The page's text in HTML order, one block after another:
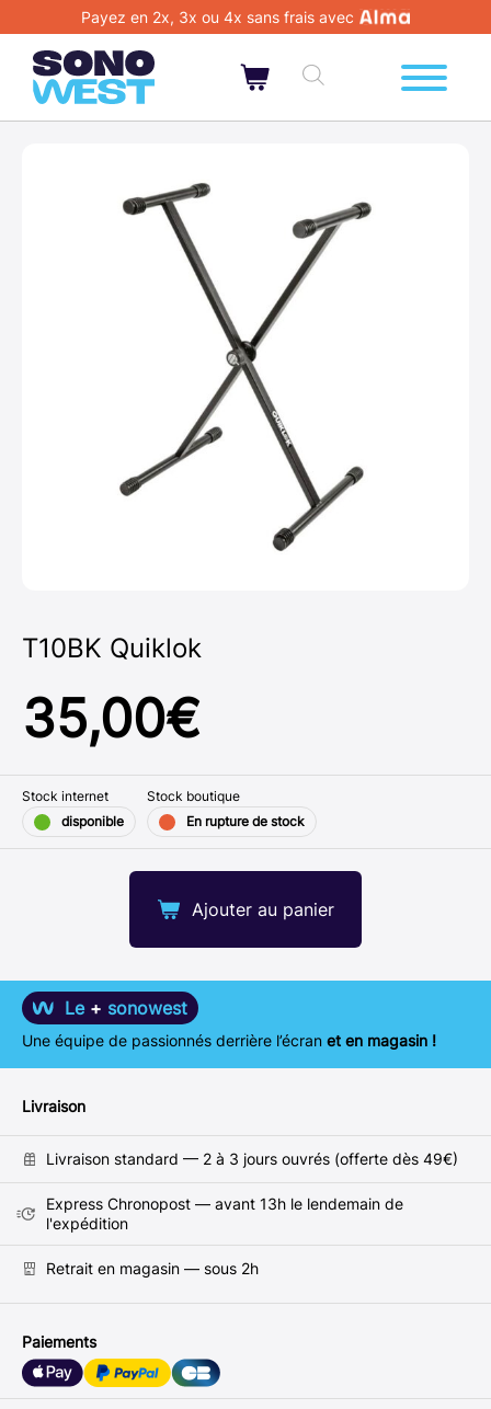
Payez en 2x, 3x ou 4x sans frais avec
T10BK Quiklok
35,00€
Ajouter au panier
Stock internet
disponible
Stock boutique
En rupture de stock
Le + sonowest
Une équipe de passionnés derrière l’écran et en magasin !
Livraison
Livraison standard — 2 à 3 jours ouvrés (offerte dès 49€)
Express Chronopost — avant 13h le lendemain de
l'expédition
Retrait en magasin — sous 2h
Paiements